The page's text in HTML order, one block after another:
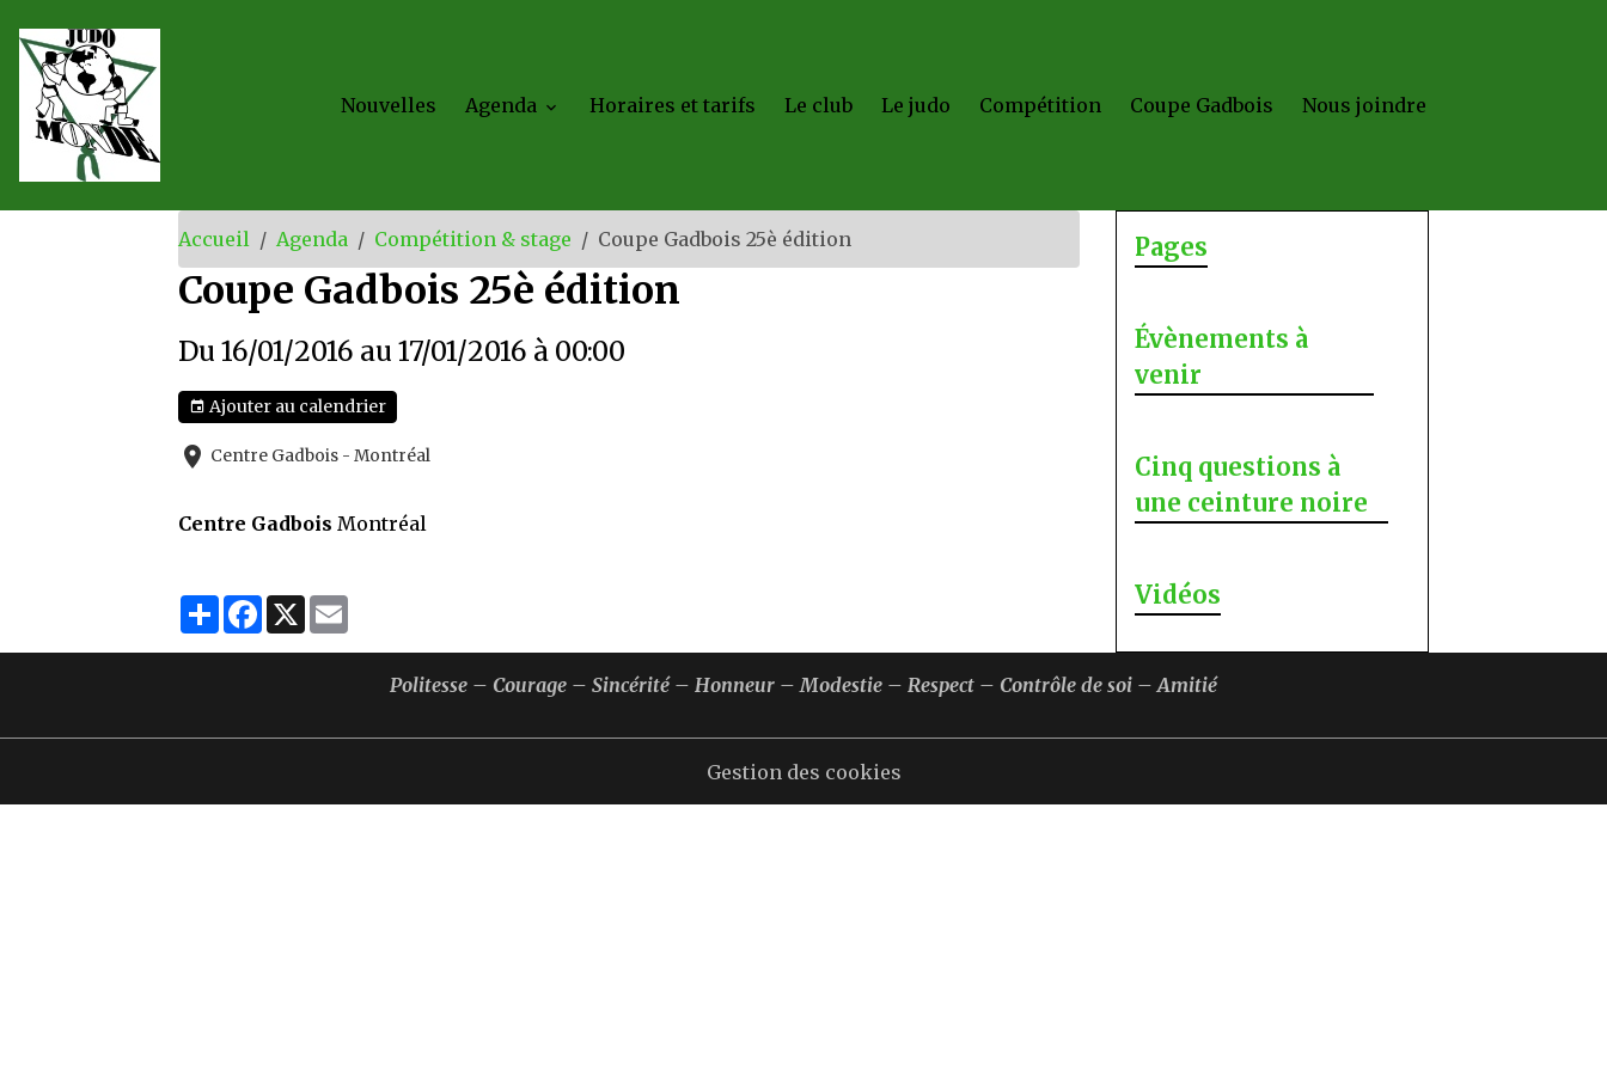
Nouvelles Agenda Horaires et tarifs Le club Le judo Compétition Coupe Gadbois Nous joindre
Accueil Agenda Compétition & stage Coupe Gadbois 25è édition
Coupe Gadbois 25è édition
Du 16/01/2016 au 17/01/2016 à 00:00
Ajouter au calendrier
Centre Gadbois - Montréal
Centre Gadbois Montréal
PartagerFacebook
X
Pages
Évènements à
venir
Cinq questions à
une ceinture noire
Vidéos
Politesse – Courage – Sincérité – Honneur – Modestie – Respect – Contrôle de soi – Amitié
Gestion des cookies